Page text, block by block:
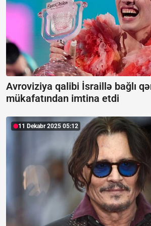
Avroviziya qalibi İsraillə bağlı
mükafatından imtina etdi
11 Dekabr 2025 05:12